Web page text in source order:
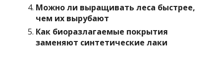
Можно ли выращивать леса быстрее,
чем их вырубают
Как биоразлагаемые покрытия
заменяют синтетические лаки